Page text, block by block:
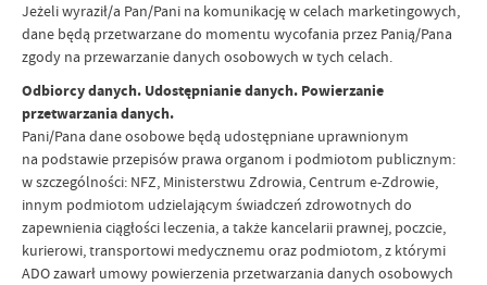
Jeżeli wyraził/a Pan/Pani na komunikację w celach marketingowych,
dane będą przetwarzane do momentu wycofania przez Panią/Pana
zgody na przewarzanie danych osobowych w tych celach.
Odbiorcy danych. Udostępnianie danych. Powierzanie
przetwarzania danych.
Pani/Pana dane osobowe będą udostępniane uprawnionym
na podstawie przepisów prawa organom i podmiotom publicznym:
w szczególności: NFZ, Ministerstwu Zdrowia, Centrum e-Zdrowie,
innym podmiotom udzielającym świadczeń zdrowotnych do
zapewnienia ciągłości leczenia, a także kancelarii prawnej, poczcie,
kurierowi, transportowi medycznemu oraz podmiotom, z którymi
ADO zawarł umowy powierzenia przetwarzania danych osobowych